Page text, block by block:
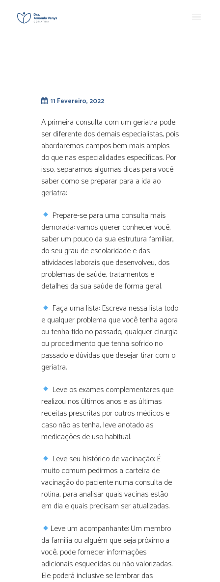
11 Fevereiro, 2022
A primeira consulta com um geriatra pode
ser diferente dos demais especialistas, pois
abordaremos campos bem mais amplos
do que nas especialidades específicas. Por
isso, separamos algumas dicas para você
saber como se preparar para a ida ao
geriatra:
Prepare-se para uma consulta mais
demorada: vamos querer conhecer você,
saber um pouco da sua estrutura familiar,
do seu grau de escolaridade e das
atividades laborais que desenvolveu, dos
problemas de saúde, tratamentos e
detalhes da sua saúde de forma geral.
Faça uma lista: Escreva nessa lista todo
e qualquer problema que você tenha agora
ou tenha tido no passado, qualquer cirurgia
ou procedimento que tenha sofrido no
passado e dúvidas que desejar tirar com o
geriatra.
Leve os exames complementares que
realizou nos últimos anos e as últimas
receitas prescritas por outros médicos e
caso não as tenha, leve anotado as
medicações de uso habitual.
Leve seu histórico de vacinação: É
muito comum pedirmos a carteira de
vacinação do paciente numa consulta de
rotina, para analisar quais vacinas estão
em dia e quais precisam ser atualizadas.
Leve um acompanhante: Um membro
da família ou alguém que seja próximo a
você, pode fornecer informações
adicionais esquecidas ou não valorizadas.
Ele poderá inclusive se lembrar das